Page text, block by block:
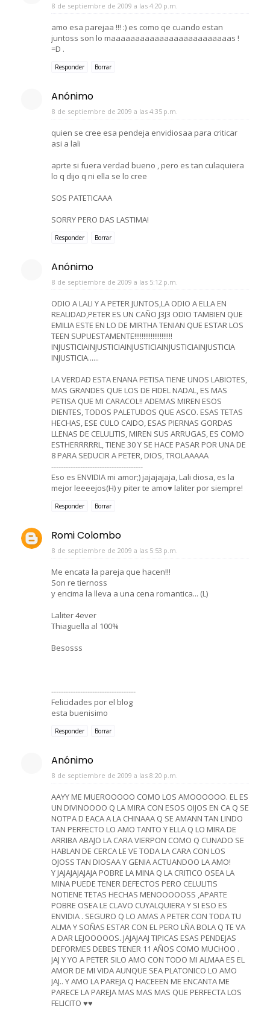
8 de septiembre de 2009 a las 4:20 p.m.
amo esa parejaa !!! :) es como qe cuando estan
juntoss son lo maaaaaaaaaaaaaaaaaaaaaaaaas !
=D .
Responder Borrar
Anónimo
8 de septiembre de 2009 a las 4:35 p.m.
quien se cree esa pendeja envidiosaa para criticar
asi a lali
aprte si fuera verdad bueno , pero es tan culaquiera
lo q dijo q ni ella se lo cree
SOS PATETICAAA
SORRY PERO DAS LASTIMA!
Responder Borrar
Anónimo
8 de septiembre de 2009 a las 5:12 p.m.
ODIO A LALI Y A PETER JUNTOS,LA ODIO A ELLA EN
REALIDAD,PETER ES UN CAÑO J3J3 ODIO TAMBIEN QUE
EMILIA ESTE EN LO DE MIRTHA TENIAN QUE ESTAR LOS
TEEN SUPUESTAMENTE!!!!!!!!!!!!!!!!!!!!!
INJUSTICIAINJUSTICIAINJUSTICIAINJUSTICIAINJUSTICIA
INJUSTICIA......
LA VERDAD ESTA ENANA PETISA TIENE UNOS LABIOTES,
MAS GRANDES QUE LOS DE FIDEL NADAL, ES MAS
PETISA QUE MI CARACOL!! ADEMAS MIREN ESOS
DIENTES, TODOS PALETUDOS QUE ASCO. ESAS TETAS
HECHAS, ESE CULO CAIDO, ESAS PIERNAS GORDAS
LLENAS DE CELULITIS, MIREN SUS ARRUGAS, ES COMO
ESTHERRRRRL, TIENE 30 Y SE HACE PASAR POR UNA DE
8 PARA SEDUCIR A PETER, DIOS, TROLAAAAA
--------------------------------------
Eso es ENVIDIA mi amor;) jajajajaja, Lali diosa, es la
mejor leeeejos(H) y piter te amo♥ laliter por siempre!
Responder Borrar
Romi Colombo
8 de septiembre de 2009 a las 5:53 p.m.
Me encata la pareja que hacen!!!
Son re tiernoss
y encima la lleva a una cena romantica... (L)
Laliter 4ever
Thiaguella al 100%
Besosss
-----------------------------------
Felicidades por el blog
esta buenisimo
Responder Borrar
Anónimo
8 de septiembre de 2009 a las 8:20 p.m.
AAYY ME MUEROOOOO COMO LOS AMOOOOOO. EL ES
UN DIVINOOOO Q LA MIRA CON ESOS OIJOS EN CA Q SE
NOTPA D EACA A LA CHINAAA Q SE AMANN TAN LINDO
TAN PERFECTO LO AMO TANTO Y ELLA Q LO MIRA DE
ARRIBA ABAJO LA CARA VIERPON COMO Q CUNADO SE
HABLAN DE CERCA LE VE TODA LA CARA CON LOS
OJOSS TAN DIOSAA Y GENIA ACTUANDOO LA AMO!
Y JAJAJAJAJAJA POBRE LA MINA Q LA CRITICO OSEA LA
MINA PUEDE TENER DEFECTOS PERO CELULITIS
NOTIENE TETAS HECHAS MENOOOOOSS ,APARTE
POBRE OSEA LE CLAVO CUYALQUIERA Y SI ESO ES
ENVIDIA . SEGURO Q LO AMAS A PETER CON TODA TU
ALMA Y SOÑAS ESTAR CON EL PERO LÑA BOLA Q TE VA
A DAR LEJOOOOOS. JAJAJAAJ TIPICAS ESAS PENDEJAS
DEFORMES DEBES TENER 11 AÑOS COMO MUCHOO .
JAJ Y YO A PETER SILO AMO CON TODO MI ALMAA ES EL
AMOR DE MI VIDA AUNQUE SEA PLATONICO LO AMO
JAJ.. Y AMO LA PAREJA Q HACEEEN ME ENCANTA ME
PARECE LA PAREJA MAS MAS MAS QUE PERFECTA LOS
FELICITO ♥♥